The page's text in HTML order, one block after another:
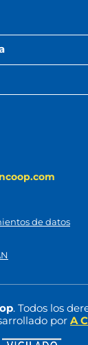
de datos
. Todos los
por A